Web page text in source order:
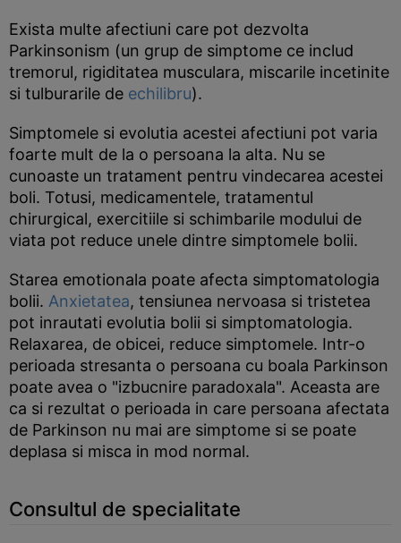
Exista multe afectiuni care pot dezvolta
Parkinsonism (un grup de simptome ce includ
tremorul, rigiditatea musculara, miscarile incetinite
si tulburarile de echilibru).
Simptomele si evolutia acestei afectiuni pot varia
foarte mult de la o persoana la alta. Nu se
cunoaste un tratament pentru vindecarea acestei
boli. Totusi, medicamentele, tratamentul
chirurgical, exercitiile si schimbarile modului de
viata pot reduce unele dintre simptomele bolii.
Starea emotionala poate afecta simptomatologia
bolii. Anxietatea, tensiunea nervoasa si tristetea
pot inrautati evolutia bolii si simptomatologia.
Relaxarea, de obicei, reduce simptomele. Intr-o
perioada stresanta o persoana cu boala Parkinson
poate avea o "izbucnire paradoxala". Aceasta are
ca si rezultat o perioada in care persoana afectata
de Parkinson nu mai are simptome si se poate
deplasa si misca in mod normal.
Consultul de specialitate